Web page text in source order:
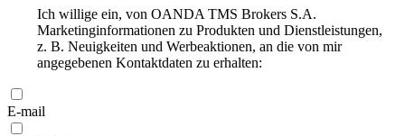
Ich willige ein, von OANDA TMS Brokers S.A.
Marketinginformationen zu Produkten und Dienstleistungen,
z. B. Neuigkeiten und Werbeaktionen, an die von mir
angegebenen Kontaktdaten zu erhalten:
E-mail